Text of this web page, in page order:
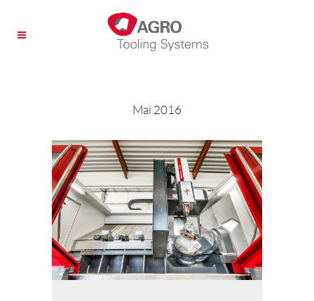
Mai 2016